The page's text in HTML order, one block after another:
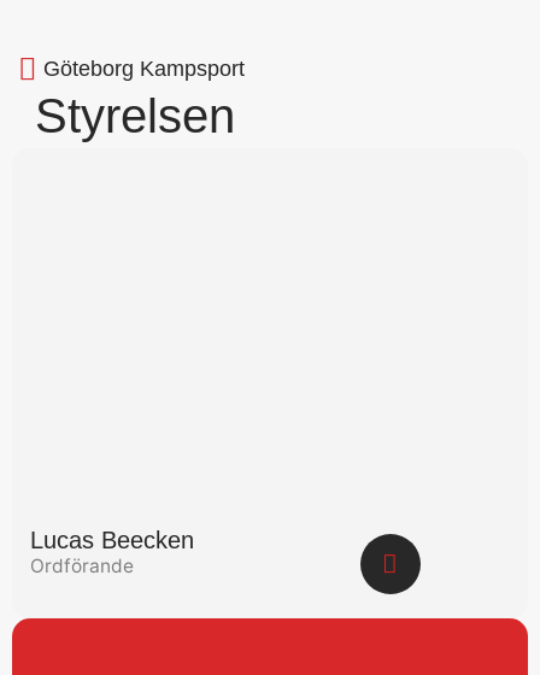
Göteborg Kampsport
Styrelsen
Lucas Beecken
Ordförande